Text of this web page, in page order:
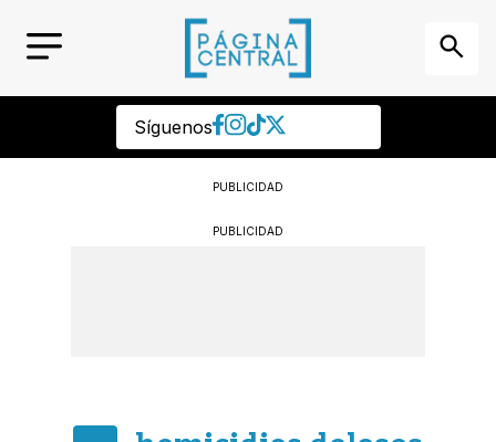
Síguenos
PUBLICIDAD
PUBLICIDAD